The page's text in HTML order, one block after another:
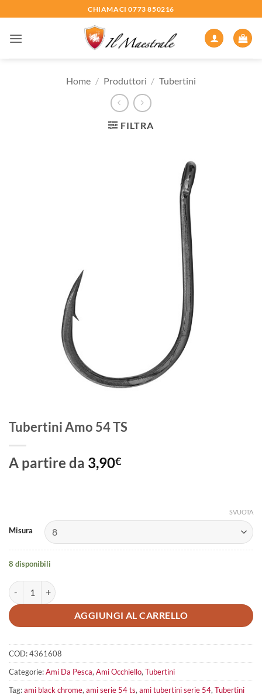
ai
contenuti
CHIAMACI 0773 850216
Home / Produttori / Tubertini
FILTRA
Tubertini Amo 54 TS
A partire da 3,90€
Misura
SVUOTA
8 disponibili
Tubertini Amo 54 TS quantità
AGGIUNGI AL CARRELLO
COD:4361608
Categorie:Ami Da Pesca, Ami Occhiello, Tubertini
Tag:ami black chrome, ami serie 54 ts, ami tubertini serie 54, Tubertini